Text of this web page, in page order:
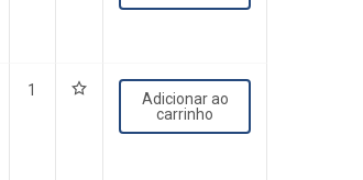
1
Adicionar ao
carrinho